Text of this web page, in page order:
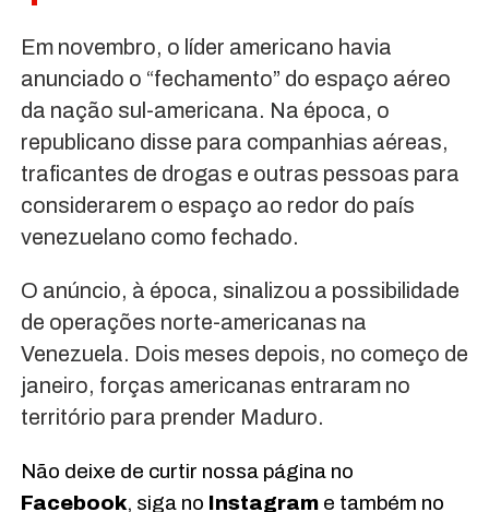
Em novembro, o líder americano havia
anunciado o “fechamento” do espaço aéreo
da nação sul-americana. Na época, o
republicano disse para companhias aéreas,
traficantes de drogas e outras pessoas para
considerarem o espaço ao redor do país
venezuelano como fechado.
O anúncio, à época, sinalizou a possibilidade
de operações norte-americanas na
Venezuela. Dois meses depois, no começo de
janeiro, forças americanas entraram no
território para prender Maduro.
Não deixe de curtir nossa página no
Facebook, siga no Instagrame também no